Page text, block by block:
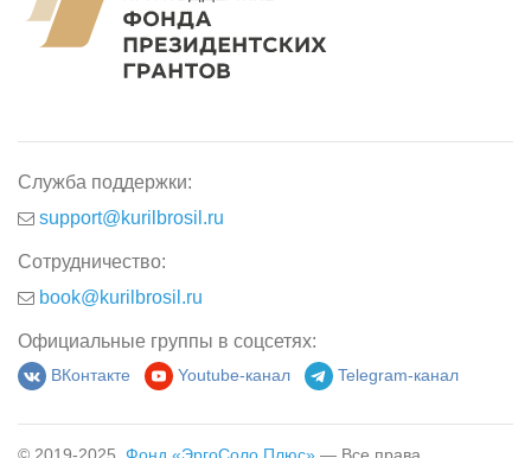
Служба поддержки:
support@kurilbrosil.ru
Сотрудничество:
book@kurilbrosil.ru
Официальные группы в соцсетях:
ВКонтакте Youtube-канал Telegram-канал